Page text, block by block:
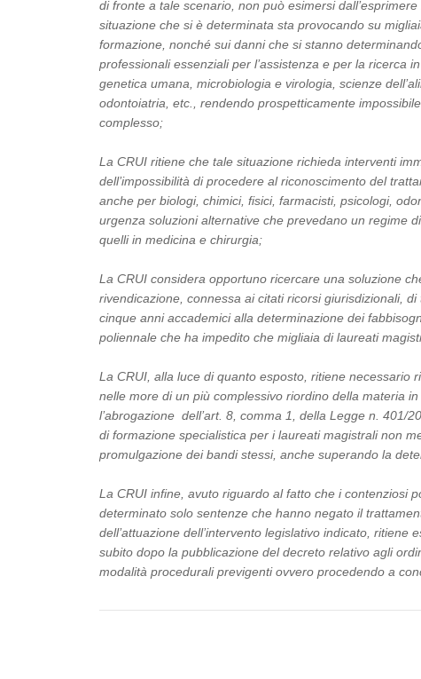
di fronte a tale scenario, non può esimersi
situazione che si è determinata sta provocando su
formazione, nonché sui danni che si stanno
professionali essenziali per l’assistenza e per la ricerca
genetica umana, microbiologia e virologia, scienze
odontoiatria, etc., rendendo prospetticamente
complesso;
La CRUI ritiene che tale situazione richieda interventi
dell’impossibilità di procedere al riconoscimento del
anche per biologi, chimici, fisici, farmacisti, psicologi,
urgenza soluzioni alternative che prevedano un regime
quelli in medicina e chirurgia;
La CRUI considera opportuno ricercare una soluzione
rivendicazione, connessa ai citati ricorsi giurisdizionali,
cinque anni accademici alla determinazione dei
poliennale che ha impedito che migliaia di laureati
La CRUI, alla luce di quanto esposto, ritiene necessario
nelle more di un più complessivo riordino della materia
l’abrogazione dell’art. 8, comma 1, della Legge n. 401/
di formazione specialistica per i laureati magistrali non
promulgazione dei bandi stessi, anche superando la
La CRUI infine, avuto riguardo al fatto che i contenziosi
determinato solo sentenze che hanno negato il
dell’attuazione dell’intervento legislativo indicato, ritiene
subito dopo la pubblicazione del decreto relativo agli
modalità procedurali previgenti ovvero procedendo a